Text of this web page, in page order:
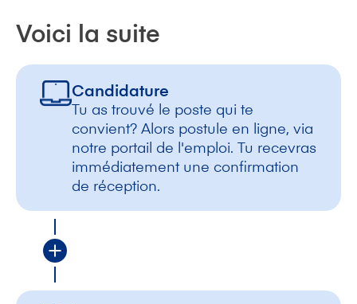
Voici la suite
Candidature
Tu as trouvé le poste qui te
convient? Alors postule en ligne, via
notre portail de l'emploi. Tu recevras
immédiatement une confirmation
de réception.